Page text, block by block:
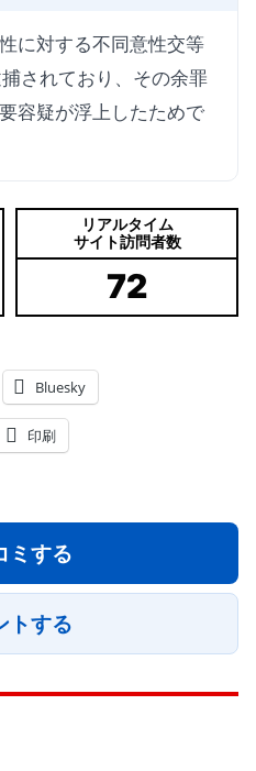
に対する不同意性交等
されており、その余罪
容疑が浮上したためで
リアルタイム
サイト訪問者数
72
Bluesky
印刷
ミする
トする